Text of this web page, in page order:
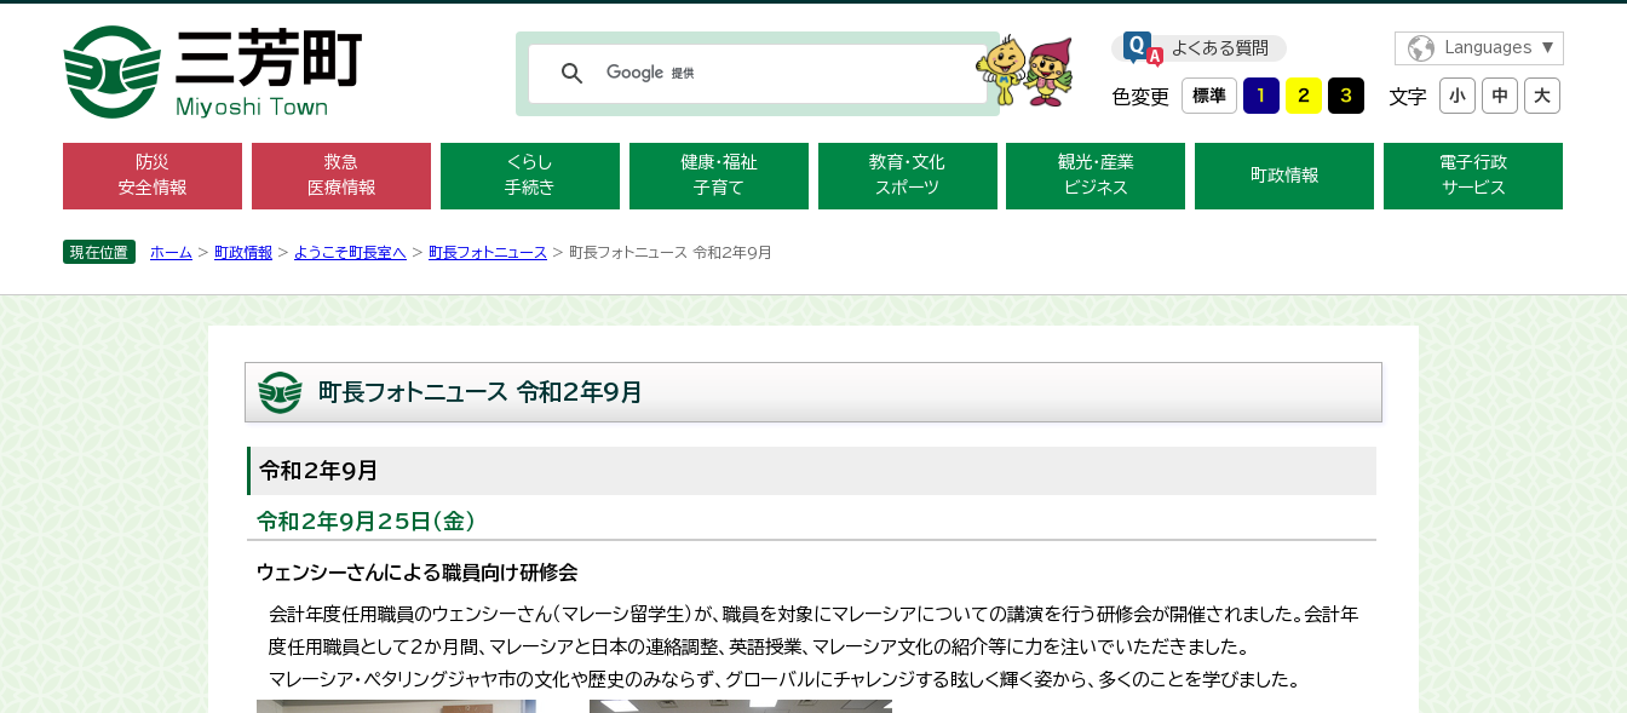
よくある質問 Languages
色変更 文字
防災
安全情報
救急
医療情報
くらし
手続き
健康・福祉
子育て
教育・文化
スポーツ
観光・産業
ビジネス
町政情報
電子行政
サービス
現在位置 ホーム > 町政情報 > ようこそ町長室へ > 町長フォトニュース > 町長フォトニュース 令和2年9月
町長フォトニュース 令和2年9月
令和2年9月
令和2年9月25日（金）
ウェンシーさんによる職員向け研修会
会計年度任用職員のウェンシーさん（マレーシ留学生）が、職員を対象にマレーシアについての講演を行う研修会が開催されました。会計年
度任用職員として2か月間、マレーシアと日本の連絡調整、英語授業、マレーシア文化の紹介等に力を注いでいただきました。
マレーシア・ペタリングジャヤ市の文化や歴史のみならず、グローバルにチャレンジする眩しく輝く姿から、多くのことを学びました。